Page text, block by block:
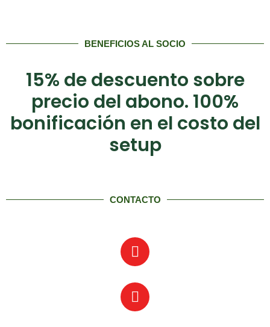
BENEFICIOS AL SOCIO
15% de descuento sobre
precio del abono. 100%
bonificación en el costo del
setup
CONTACTO